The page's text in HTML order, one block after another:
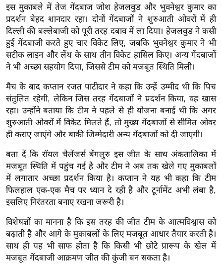
सा
ल
बे
मि
सा
ल
श
ख्सि
य
त
यं
ग
इं
डि
या
सा
हि
त्य
ज
इस मुकाबले में तेज गेंदबाज जोश हेजलवुड और भुवनेश्वर कुमार का
प्रदर्शन बेहद शानदार रहा। दोनों गेंदबाजों ने शुरुआती ओवरों में ही
दिल्ली की बल्लेबाजी को पूरी तरह दबाव में ला दिया। हेजलवुड ने कसी
हुई गेंदबाजी करते हुए चार विकेट लिए, जबकि भुवनेश्वर कुमार ने भी
सटीक लाइन और लेंथ के साथ तीन विकेट हासिल किए। अन्य गेंदबाजों
ने भी अच्छा सहयोग दिया, जिससे टीम को मजबूत स्थिति मिली।
मैच के बाद कप्तान रजत पाटीदार ने कहा कि उन्हें उम्मीद थी कि पिच
संतुलित रहेगी, लेकिन जिस तरह गेंदबाजों ने प्रदर्शन किया, वह खास
रहा। उन्होंने बताया कि टीम ने पहले से ही योजना बनाई थी कि अगर
शुरुआती ओवरों में विकेट मिलते हैं, तो मुख्य गेंदबाजों से सीमित ओवर
ही कराए जाएंगे और बाकी जिम्मेदारी अन्य गेंदबाजों को दी जाएगी।
बता दें कि रॉयल चैलेंजर्स बेंगलुरु इस जीत के साथ अंकतालिका में
मजबूत स्थिति में पहुंच गई है और टीम ने अब तक खेले गए मुकाबलों
में लगातार अच्छा प्रदर्शन किया है। कप्तान ने यह भी कहा कि टीम
फिलहाल एक-एक मैच पर ध्यान दे रही है और टूर्नामेंट अभी लंबा है,
इसलिए निरंतरता बनाए रखना जरूरी है।
विशेषज्ञों का मानना है कि इस तरह की जीत टीम के आत्मविश्वास को
बढ़ाती है और आगे के मुकाबलों के लिए मजबूत आधार तैयार करती है।
साथ ही यह भी साफ होता है कि किसी भी छोटे प्रारूप के खेल में
मजबूत गेंदबाजी आक्रमण जीत की कुंजी बन सकता है।